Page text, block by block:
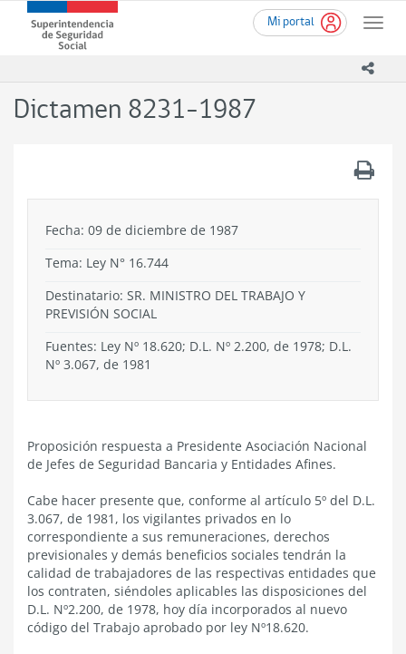
contenido
Mi portal
Toggle
Superintendencia
de
-
Dictamen 8231-1987
Fecha: 09 de diciembre de 1987
Tema: Ley N° 16.744
Destinatario: SR. MINISTRO DEL TRABAJO Y
PREVISIÓN SOCIAL
Fuentes: Ley Nº 18.620; D.L. Nº 2.200, de 1978; D.L.
Nº 3.067, de 1981
Proposición respuesta a Presidente Asociación Nacional
de Jefes de Seguridad Bancaria y Entidades Afines.
Cabe hacer presente que, conforme al artículo 5º del D.L.
3.067, de 1981, los vigilantes privados en lo
correspondiente a sus remuneraciones, derechos
previsionales y demás beneficios sociales tendrán la
calidad de trabajadores de las respectivas entidades que
los contraten, siéndoles aplicables las disposiciones del
D.L. Nº2.200, de 1978, hoy día incorporados al nuevo
código del Trabajo aprobado por ley Nº18.620.